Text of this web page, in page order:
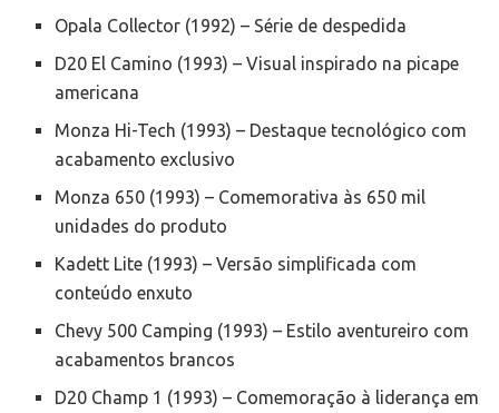
Opala Collector (1992) – Série de despedida
D20 El Camino (1993) – Visual inspirado na picape
americana
Monza Hi-Tech (1993) – Destaque tecnológico com
acabamento exclusivo
Monza 650 (1993) – Comemorativa às 650 mil
unidades do produto
Kadett Lite (1993) – Versão simplificada com
conteúdo enxuto
Chevy 500 Camping (1993) – Estilo aventureiro com
acabamentos brancos
D20 Champ 1 (1993) – Comemoração à liderança em